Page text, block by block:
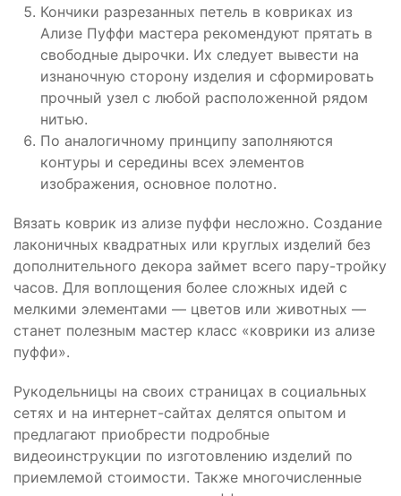
Кончики разрезанных петель в ковриках из
Ализе Пуффи мастера рекомендуют прятать в
свободные дырочки. Их следует вывести на
изнаночную сторону изделия и сформировать
прочный узел с любой расположенной рядом
нитью.
По аналогичному принципу заполняются
контуры и середины всех элементов
изображения, основное полотно.
Вязать коврик из ализе пуффи несложно. Создание
лаконичных квадратных или круглых изделий без
дополнительного декора займет всего пару-тройку
часов. Для воплощения более сложных идей с
мелкими элементами — цветов или животных —
станет полезным мастер класс «‎коврики из ализе
пуффи».
Рукодельницы на своих страницах в социальных
сетях и на интернет-сайтах делятся опытом и
предлагают приобрести подробные
видеоинструкции по изготовлению изделий по
приемлемой стоимости. Также многочисленные